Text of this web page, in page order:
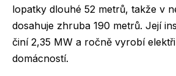
lopatky dlouhé 52 metrů, takže v
dosahuje zhruba 190 metrů. Její
činí 2,35 MW a ročně vyrobí
domácností.